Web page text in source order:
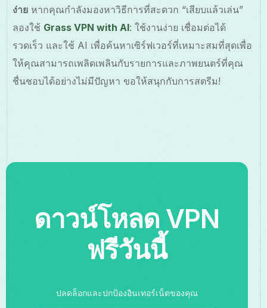
ง่าย หากคุณกำลังมองหาวิธีการที่สะดวก “เสียบแล้วเล่น”
ลองใช้ Grass VPN with AI: ใช้งานง่าย เชื่อมต่อได้
รวดเร็ว และใช้ AI เพื่อค้นหาเซิร์ฟเวอร์ที่เหมาะสมที่สุดเพื่อ
ให้คุณสามารถเพลิดเพลินกับรายการและภาพยนตร์ที่คุณ
ชื่นชอบได้อย่างไม่มีปัญหา ขอให้สนุกกับการสตรีม!
ดาวน์โหลด VPN
ฟรีวันนี้
ปลดล็อกและปกป้องอินเทอร์เน็ตของคุณ